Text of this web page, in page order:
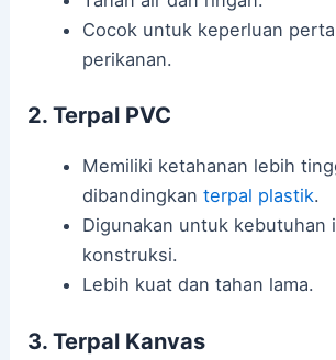
Cocok untuk keperluan
perikanan.
2. Terpal PVC
Memiliki ketahanan lebih
dibandingkan terpal plastik.
Digunakan untuk kebutuhan
konstruksi.
Lebih kuat dan tahan lama.
3. Terpal Kanvas